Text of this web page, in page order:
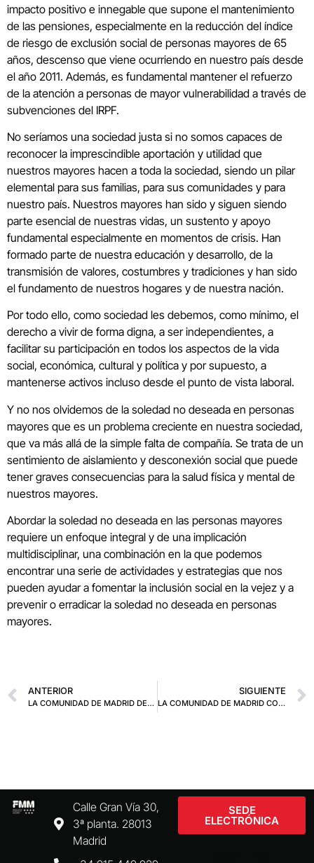
impacto positivo e innegable que supone el mantenimiento
de las pensiones, especialmente en la reducción del índice
de riesgo de exclusión social de personas mayores de 65
años, descenso que viene ocurriendo en nuestro país desde
el año 2011. Además, es fundamental mantener el refuerzo
de la atención a personas de mayor vulnerabilidad a través de
subvenciones del IRPF.
No seríamos una sociedad justa si no somos capaces de
reconocer la imprescindible aportación y utilidad que
nuestros mayores hacen a toda la sociedad, siendo un pilar
elemental para sus familias, para sus comunidades y para
nuestro país. Nuestros mayores han sido y siguen siendo
parte esencial de nuestras vidas, un sustento y apoyo
fundamental especialmente en momentos de crisis. Han
formado parte de nuestra educación y desarrollo, de la
transmisión de valores, costumbres y tradiciones y han sido
el fundamento de nuestros hogares y de nuestra nación.
Por todo ello, como sociedad les debemos, como mínimo, el
derecho a vivir de forma digna, a ser independientes, a
facilitar su participación en todos los aspectos de la vida
social, económica, cultural y política y por supuesto, a
mantenerse activos incluso desde el punto de vista laboral.
Y no nos olvidemos de la soledad no deseada en personas
mayores que es un problema creciente en nuestra sociedad,
que va más allá de la simple falta de compañía. Se trata de un
sentimiento de aislamiento y desconexión social que puede
tener graves consecuencias para la salud física y mental de
nuestros mayores.
Abordar la soledad no deseada en las personas mayores
requiere un enfoque integral y de una implicación
multidisciplinar, una combinación en la que podemos
encontrar una serie de actividades y estrategias que nos
pueden ayudar a fomentar la inclusión social en la vejez y a
prevenir o erradicar la soledad no deseada en personas
mayores.
ANTERIOR
LA COMUNIDAD DE MADRID DETALLA A LA FMM LAS MEJORAS QUE SE VAN A INTRODUCIR EN LAS LÍNEAS DE AUTOBUSES INTERURBANOS CON LA PUESTA EN MARCHA DEL NUEVO MAPA CONCESIONAL
SIGUIENTE
LA COMUNIDAD DE MADRID CONSTRUIRÁ 16 NUEVOS CENTROS DE SALUD EN NUEVE MUNICIPIOS
Calle Gran Vía 30,
3ª planta. 28013
Madrid
SEDE
ELECTRÓNICA